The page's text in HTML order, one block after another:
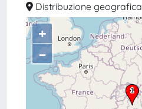
Distribuzione geografica
+
–